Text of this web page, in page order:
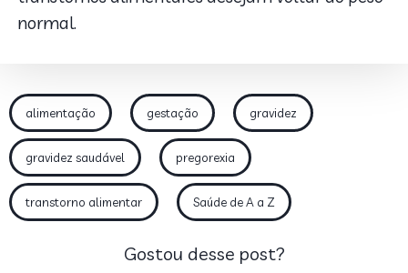
normal.
alimentação gestação gravidez
gravidez saudável pregorexia
transtorno alimentar Saúde de A a Z
Gostou desse post?